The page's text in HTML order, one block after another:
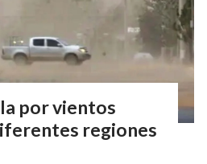
por vientos
regiones